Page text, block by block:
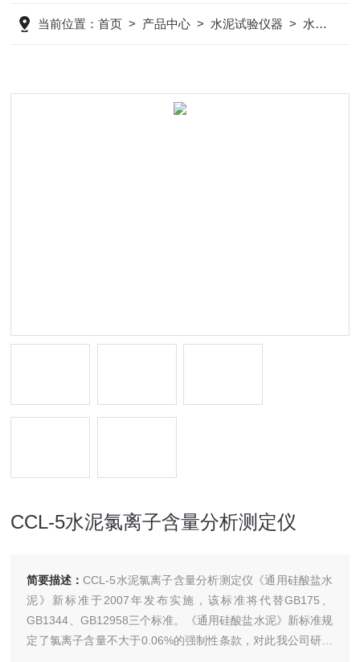
当前位置：首页 > 产品中心 > 水泥试验仪器 > 水泥氯离子分析仪
CCL-5水泥氯离子含量分析测定仪
简要描述：CCL-5​水泥氯离子含量分析测定仪《通用硅酸盐水
泥》新标准于2007年发布实施，该标准将代替GB175、
GB1344、GB12958三个标准。《通用硅酸盐水泥》新标准规
定了氯离子含量不大于0.06%的强制性条款，对此我公司研发